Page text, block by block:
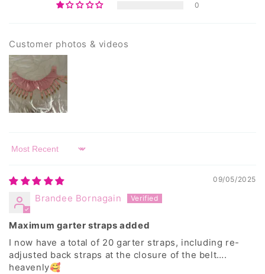
0
Customer photos & videos
Sort by
09/05/2025
Brandee Bornagain
Maximum garter straps added
I now have a total of 20 garter straps, including re-
adjusted back straps at the closure of the belt….
heavenly🥰